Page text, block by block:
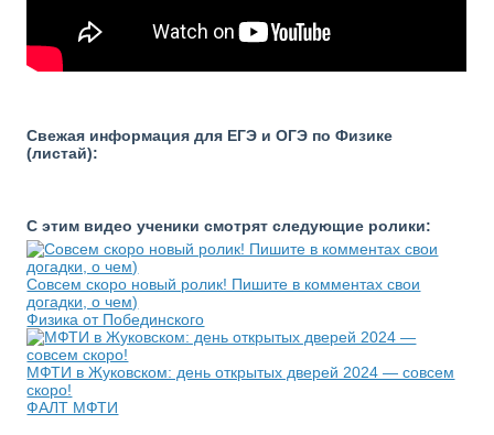
Свежая информация для ЕГЭ и ОГЭ по Физике
(листай):
С этим видео ученики смотрят следующие ролики:
Совсем скоро новый ролик! Пишите в комментах свои
догадки, о чем)
Физика от Побединского
МФТИ в Жуковском: день открытых дверей 2024 — совсем
скоро!
ФАЛТ МФТИ